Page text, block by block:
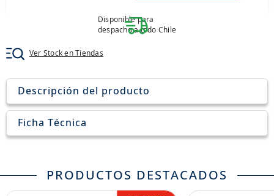
Disponible para
despacho a todo Chile
Ver Stock en Tiendas
Descripción del producto
Ficha Técnica
PRODUCTOS DESTACADOS